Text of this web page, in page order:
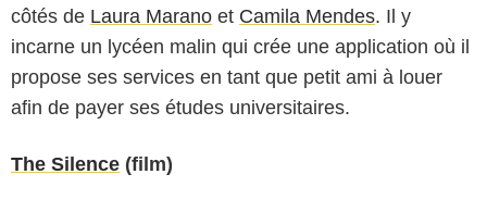
côtés de Laura Marano et Camila Mendes. Il y
incarne un lycéen malin qui crée une application où il
propose ses services en tant que petit ami à louer
afin de payer ses études universitaires.
The Silence (film)